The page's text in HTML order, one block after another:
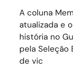
A coluna
atualizada e
história no
pela Seleção
de vic